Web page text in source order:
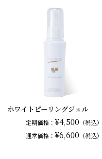
ホワイトピーリングジェル
定期価格：¥4,500 （税込）
通常価格：¥6,600 （税込）